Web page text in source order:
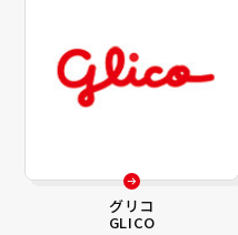
グリコ
GLICO